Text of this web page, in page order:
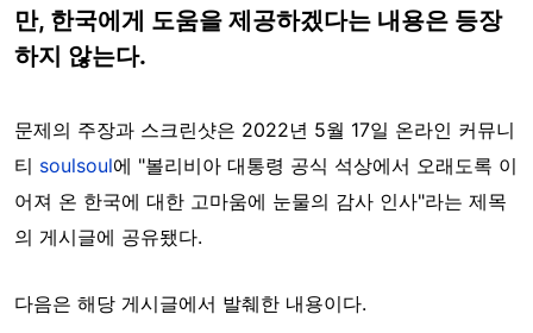
만, 한국에게 도움을 제공하겠다는 내용은 등장
하지 않는다.
문제의 주장과 스크린샷은 2022년 5월 17일 온라인 커뮤니
티 soulsoul에 "볼리비아 대통령 공식 석상에서 오래도록 이
어져 온 한국에 대한 고마움에 눈물의 감사 인사"라는 제목
의 게시글에 공유됐다.
다음은 해당 게시글에서 발췌한 내용이다.